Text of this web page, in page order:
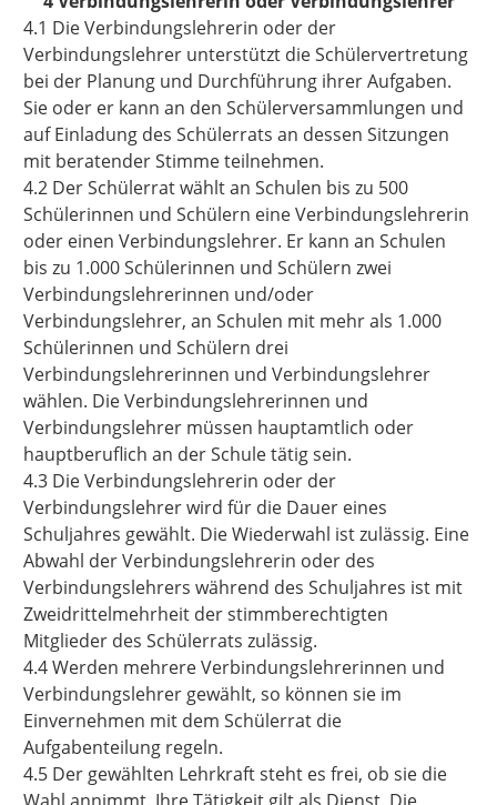
4.1 Die Verbindungslehrerin oder der
Verbindungslehrer unterstützt die Schülervertretung
bei der Planung und Durchführung ihrer Aufgaben.
Sie oder er kann an den Schülerversammlungen und
auf Einladung des Schülerrats an dessen Sitzungen
mit beratender Stimme teilnehmen.
4.2 Der Schülerrat wählt an Schulen bis zu 500
Schülerinnen und Schülern eine Verbindungslehrerin
oder einen Verbindungslehrer. Er kann an Schulen
bis zu 1.000 Schülerinnen und Schülern zwei
Verbindungslehrerinnen und/oder
Verbindungslehrer, an Schulen mit mehr als 1.000
Schülerinnen und Schülern drei
Verbindungslehrerinnen und Verbindungslehrer
wählen. Die Verbindungslehrerinnen und
Verbindungslehrer müssen hauptamtlich oder
hauptberuflich an der Schule tätig sein.
4.3 Die Verbindungslehrerin oder der
Verbindungslehrer wird für die Dauer eines
Schuljahres gewählt. Die Wiederwahl ist zulässig. Eine
Abwahl der Verbindungslehrerin oder des
Verbindungslehrers während des Schuljahres ist mit
Zweidrittelmehrheit der stimmberechtigten
Mitglieder des Schülerrats zulässig.
4.4 Werden mehrere Verbindungslehrerinnen und
Verbindungslehrer gewählt, so können sie im
Einvernehmen mit dem Schülerrat die
Aufgabenteilung regeln.
4.5 Der gewählten Lehrkraft steht es frei, ob sie die